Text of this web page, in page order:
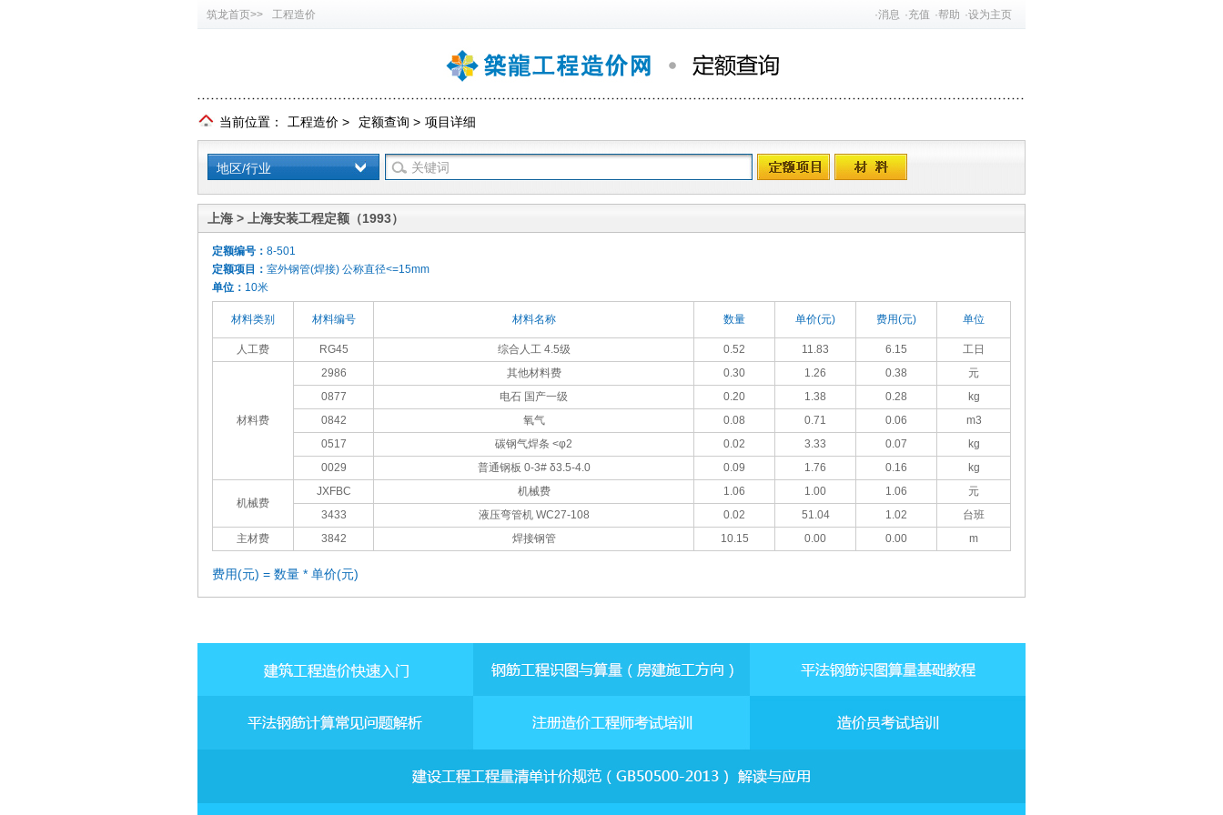
筑龙首页>> 工程造价 ·消息 ·充值 ·帮助 ·设为主页
当前位置： 工程造价 > 定额查询 > 项目详细
地区/行业
上海 > 上海安装工程定额（1993）
定额编号： 8-501
定额项目： 室外钢管(焊接) 公称直径<=15mm
单位： 10米
材料类别 材料编号 材料名称 数量 单价(元) 费用(元) 单位
人工费 RG45 综合人工 4.5级 0.52 11.83 6.15 工日
材料费
2986 其他材料费 0.30 1.26 0.38
元
0877
电石 国产一级 0.20 1.38 0.28
kg
0842
氧气 0.08 0.71 0.06
m3
0517
碳钢气焊条 <φ2 0.02 3.33 0.07
kg
0029
普通钢板 0-3# δ3.5-4.0 0.09 1.76 0.16 kg
机械费
JXFBC 机械费 1.06 1.00 1.06
元
3433
液压弯管机 WC27-108 0.02 51.04 1.02
台班
主材费
3842 焊接钢管 10.15 0.00 0.00 m
费用(元) = 数量 * 单价(元)